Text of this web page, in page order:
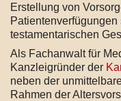
Erstellung von
testamentarischen
Als Fachanwalt für
Kanzleigründer der
neben der
Rahmen der